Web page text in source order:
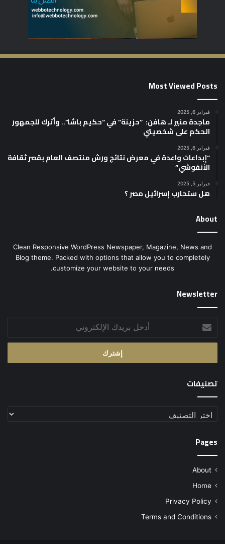
Most Viewed Posts
فبراير 6, 2025
ماجدة منير لـ هافن: “حزينة” في “حكيم باشا”.. وأترك للجمهور
الحكم على شخصيتي
فبراير 6, 2025
“إبداعات واعدة في معرض نتائج ورش منتصف العام بقصر ثقافة
الأنفوشي”
فبراير 5, 2025
هل ستحارب إسرائيل مصر ؟
About
Clean Responsive WordPress Newspaper, Magazine, News and
Blog theme. Packed with options that allow you to completely
customize your website to your needs.
Newsletter
بريدك
الإلكتروني
تصنيفات
تصنيفات
Pages
About
Home
Privacy Policy
Terms and Conditions